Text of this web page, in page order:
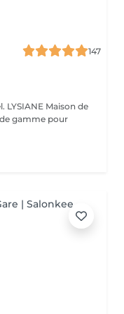
147
gamme pour